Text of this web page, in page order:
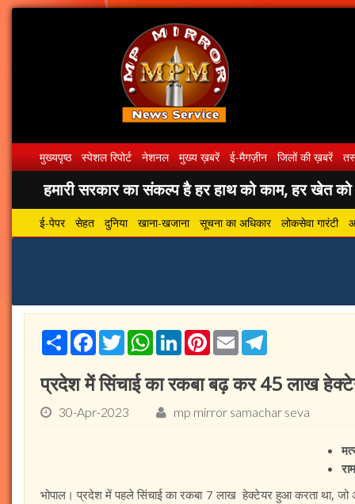
मुख्यपृष्ठ स्पेशल रिपोर्ट नेशनल मुख्य ख़बरें ई-मैगज़ीन जिलों की ख़बरें
हमारी सरकार का संकल्प है हर हाथ को काम, हर खेत को
ई-पेपर सेहत दुनिया खाना-खजाना सूचना का अधिकार लोकसेवा गारंटी
ShareFacebook
TwitterWhatsApp
LinkedInPinterest
Email
प्रदेश में सिंचाई का रकबा बढ़ कर 45 लाख
30-Apr-2023 mp mirror samachar seva
भोपाल। प्रदेश में पहले सिंचाई का रकबा 7 लाख हेक्टेयर हुआ करता था,